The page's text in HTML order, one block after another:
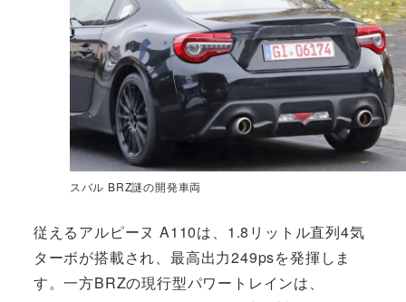
スバル BRZ謎の開発車両
従えるアルピーヌ A110は、1.8リットル直列4気
ターボが搭載され、最高出力249psを発揮しま
す。一方BRZの現行型パワートレインは、